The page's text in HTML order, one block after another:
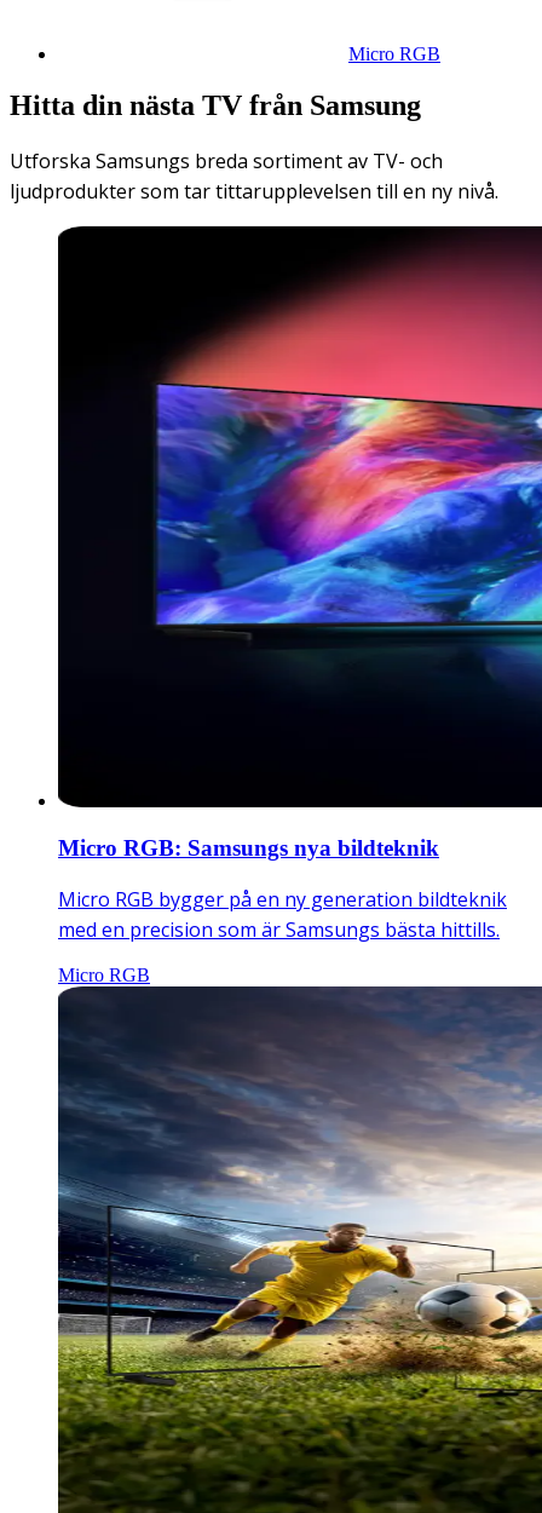
Micro RGB
Hitta din nästa TV från Samsung
Utforska Samsungs breda sortiment av TV- och
ljudprodukter som tar tittarupplevelsen till en ny nivå.
Micro RGB: Samsungs nya bildteknik
Micro RGB bygger på en ny generation bildteknik
med en precision som är Samsungs bästa hittills.
Micro RGB